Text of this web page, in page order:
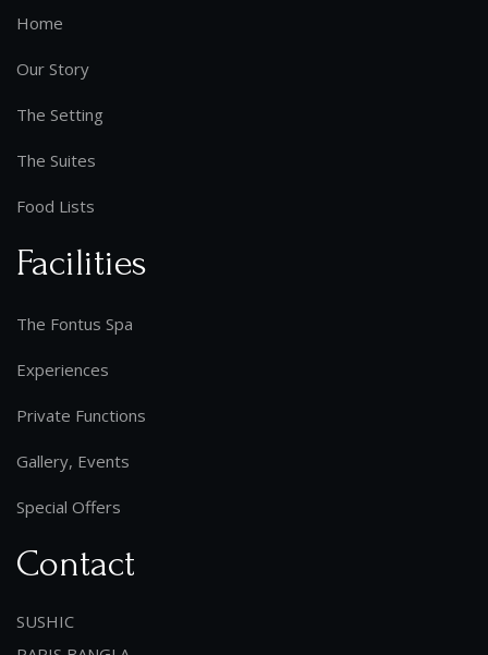
Home
Our Story
The Setting
The Suites
Food Lists
Facilities
The Fontus Spa
Experiences
Private Functions
Gallery, Events
Special Offers
Contact
SUSHIC